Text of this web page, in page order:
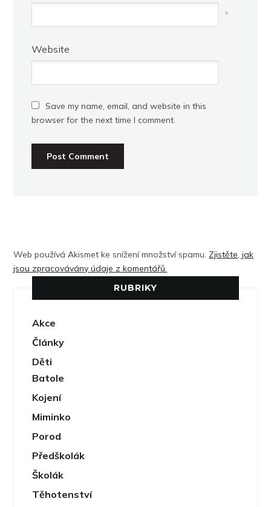
*
Website
Save my name, email, and website in this
browser for the next time I comment.
Web používá Akismet ke snížení množství spamu. Zjistěte, jak
jsou zpracovávány údaje z komentářů.
RUBRIKY
Akce
Články
Děti
Batole
Kojení
Miminko
Porod
Předškolák
Školák
Těhotenství